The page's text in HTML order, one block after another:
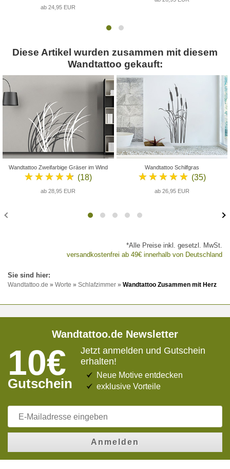
ab 24,95 EUR
Diese Artikel wurden zusammen mit diesem
Wandtattoo gekauft:
Wandtattoo Zweifarbige Gräser im Wind
★★★★★ (18)
ab 28,95 EUR
Wandtattoo Schilfgras
★★★★★ (35)
ab 26,95 EUR
*Alle Preise inkl. gesetzl. MwSt.
versandkostenfrei ab 49€ innerhalb von Deutschland
Wandtattoo.de » Worte » Schlafzimmer » Wandtattoo Zusammen mit Herz
Wandtattoo.de Newsletter
10€
Gutschein
Jetzt anmelden und Gutschein
erhalten!
Neue Motive entdecken
exklusive Vorteile
Anmelden